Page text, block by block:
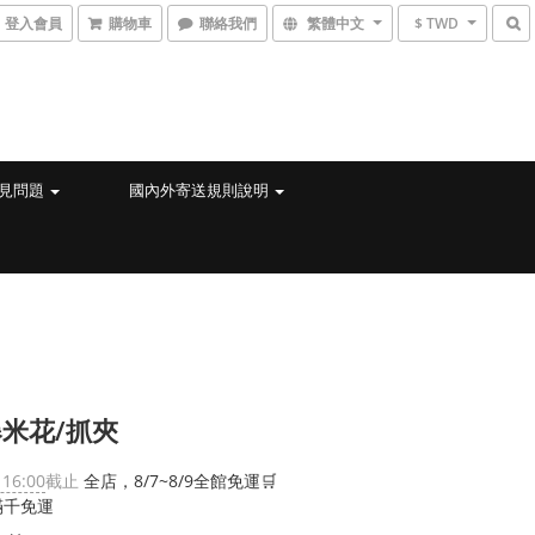
登入會員 購物車 聯絡我們 繁體中文 $ TWD
問題 國內外寄送規則說明
花/抓夾
截止 全店，8/7~8/9全館免運🛒
免運